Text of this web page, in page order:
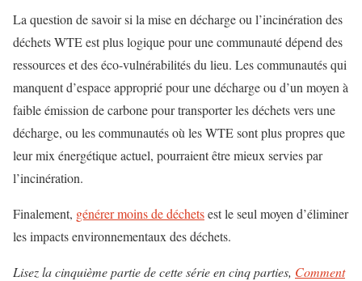
La question de savoir si la mise en décharge ou l’incinération des
déchets WTE est plus logique pour une communauté dépend des
ressources et des éco-vulnérabilités du lieu. Les communautés qui
manquent d’espace approprié pour une décharge ou d’un moyen à
faible émission de carbone pour transporter les déchets vers une
décharge, ou les communautés où les WTE sont plus propres que
leur mix énergétique actuel, pourraient être mieux servies par
l’incinération.
Finalement, générer moins de déchetsest le seul moyen d’éliminer
les impacts environnementaux des déchets.
Lisez la cinquième partie de cette série en cinq parties, Comment